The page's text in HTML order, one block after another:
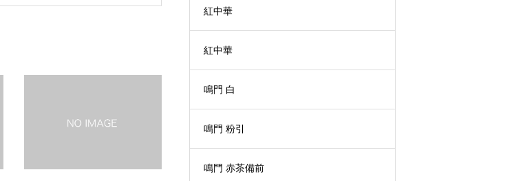
紅中華
紅中華
鳴門 白
鳴門 粉引
鳴門 赤茶備前